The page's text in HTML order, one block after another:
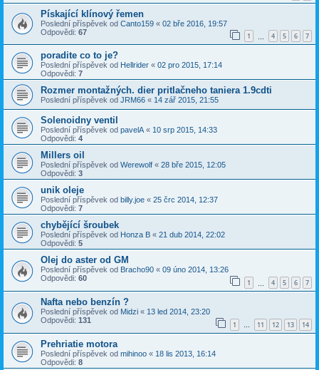
Pískající klínový řemen
Poslední příspěvek od Canto159 « 02 bře 2016, 19:57
Odpovědi: 67 1 4 5 6 7
poradite co to je?
Poslední příspěvek od Hellrider « 02 pro 2015, 17:14
Odpovědi: 7
Rozmer montažných. dier pritlačneho taniera 1.9cdti
Poslední příspěvek od JRM66 « 14 zář 2015, 21:55
Solenoidny ventil
Poslední příspěvek od pavelA« 10 srp 2015, 14:33
Odpovědi: 4
Millers oil
Poslední příspěvek od Werewolf « 28 bře 2015, 12:05
Odpovědi: 3
unik oleje
Poslední příspěvek od billy.joe « 25 črc 2014, 12:37
Odpovědi: 7
chybějící šroubek
Poslední příspěvek od Honza B « 21 dub 2014, 22:02
Odpovědi: 5
Olej do aster od GM
Poslední příspěvek od Bracho90 « 09 úno 2014, 13:26
Odpovědi: 60 1 4 5 6 7
Nafta nebo benzín ?
Poslední příspěvek od Midzi « 13 led 2014, 23:20
Odpovědi: 131 1 … 11 12 13 14
Prehriatie motora
Poslední příspěvek od mihinoo « 18 lis 2013, 16:14
Odpovědi: 8